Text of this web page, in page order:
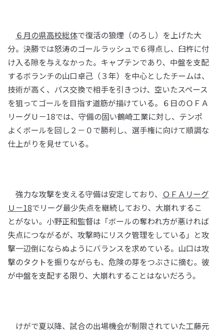
６月の県高校総体で復活の狼煙（のろし）を上げた大
分。決勝では怒涛のゴールラッシュで６得点し、臼杵に付
け入る隙を与えなかった。キャプテンであり、中盤を支配
するボランチの山口卓己（３年）を中心としたチームは、
技術が高く、パス交換で相手を引きつけ、空いたスペース
を狙ってゴールを目指す道筋が描けている。６日のＯＦＡ
リーグＵ－18では、守備の固い鶴崎工業に対し、テンポ
よくボールを回し２－０で勝利し、選手権に向けて順調な
仕上がりを見せている。
強力な攻撃を支える守備は安定しており、 ＯＦＡリーグ
Ｕ－18でリーグ最少失点を継続しており、大崩れするこ
とがない。小野正和監督は「ボールの奪われ方が悪ければ
失点につながるが、攻撃時にリスク管理をしている」と攻
撃一辺倒にならぬようにバランスを求めている。山口は攻
撃のタクトを振りながらも、危険の芽をつぶさに摘む。彼
が中盤を支配する限り、大崩れすることはないだろう。
けがで夏以降、試合の出場機会が制限されていた工藤元